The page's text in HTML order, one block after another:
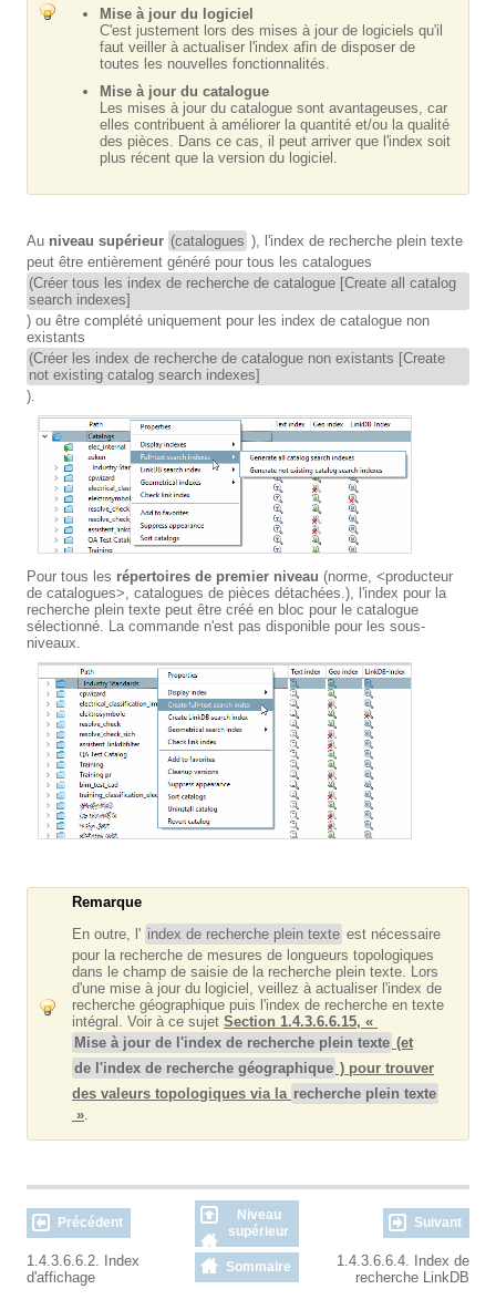
Mise à jour du logiciel
C'est justement lors des mises à jour de logiciels qu'il
faut veiller à actualiser l'index afin de disposer de
toutes les nouvelles fonctionnalités.
Mise à jour du catalogue
Les mises à jour du catalogue sont avantageuses, car
elles contribuent à améliorer la quantité et/ou la qualité
des pièces. Dans ce cas, il peut arriver que l'index soit
plus récent que la version du logiciel.
Au niveau supérieur (catalogues ), l'index de recherche plein texte
peut être entièrement généré pour tous les catalogues
(Créer tous les index de recherche de catalogue [Create all catalog
search indexes]
) ou être complété uniquement pour les index de catalogue non
existants
(Créer les index de recherche de catalogue non existants [Create
not existing catalog search indexes]
).
Pour tous les répertoires de premier niveau (norme, <producteur
de catalogues>, catalogues de pièces détachées.), l'index pour la
recherche plein texte peut être créé en bloc pour le catalogue
sélectionné. La commande n'est pas disponible pour les sous-
niveaux.
Remarque
En outre, l' index de recherche plein texte est nécessaire
pour la recherche de mesures de longueurs topologiques
dans le champ de saisie de la recherche plein texte. Lors
d'une mise à jour du logiciel, veillez à actualiser l'index de
recherche géographique puis l'index de recherche en texte
intégral. Voir à ce sujet Section 1.4.3.6.6.15, «
Mise à jour de l'index de recherche plein texte (et
de l'index de recherche géographique ) pour trouver
des valeurs topologiques via la recherche plein texte
»
Précédent
Niveau
supérieur
Suivant
1.4.3.6.6.2. Index
d'affichage
Sommaire
1.4.3.6.6.4. Index de
recherche LinkDB